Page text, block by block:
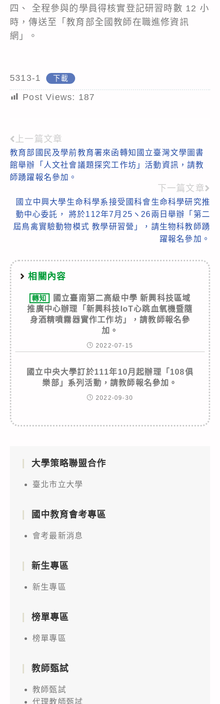
四、 全程參與的學員得核實登記研習時數 12 小
時，傳送至「教育部全國教師在職進修資訊
網」。
5313-1 下載
Post Views: 187
Read
more
articles
上一篇文章
教育部國民及學前教育署來函轉知國立臺灣文學圖書
館舉辦「人文社會議題探究工作坊」活動資訊，請教
師踴躍報名參加。
下一篇文章
國立中興大學生命科學系接受國科會生命科學研究推
動中心委託， 將於112年7月25ヽ26兩日舉辦「第二
屆鳥禽實驗動物模式 教學研習營」，請生物科教師踴
躍報名參加。
相關內容
轉知
國立臺南第二高級中學 新興科技區域
推廣中心辦理「新興科技IoT心跳血氧機暨隨
身酒精噴霧器實作工作坊」，請教師報名參
加。
2022-07-15
國立中央大學訂於111年10月起辦理「108俱
樂部」系列活動，請教師報名參加。
2022-09-30
大學策略聯盟合作
臺北市立大學
國中教育會考專區
會考最新消息
新生專區
新生專區
榜單專區
榜單專區
教師甄試
教師甄試
代理教師甄試